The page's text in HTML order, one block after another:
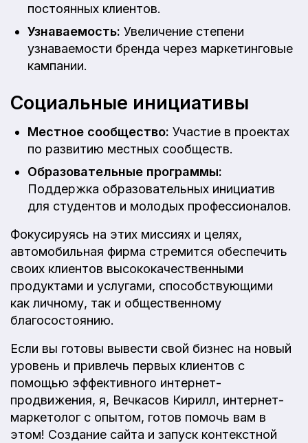
постоянных клиентов.
Узнаваемость: Увеличение степени
узнаваемости бренда через маркетинговые
кампании.
Социальные инициативы
Местное сообщество: Участие в проектах
по развитию местных сообществ.
Образовательные программы:
Поддержка образовательных инициатив
для студентов и молодых профессионалов.
Фокусируясь на этих миссиях и целях,
автомобильная фирма стремится обеспечить
своих клиентов высококачественными
продуктами и услугами, способствующими
как личному, так и общественному
благосостоянию.
Если вы готовы вывести свой бизнес на новый
уровень и привлечь первых клиентов с
помощью эффективного интернет-
продвижения, я, Вечкасов Кирилл, интернет-
маркетолог с опытом, готов помочь вам в
этом! Создание сайта и запуск контекстной